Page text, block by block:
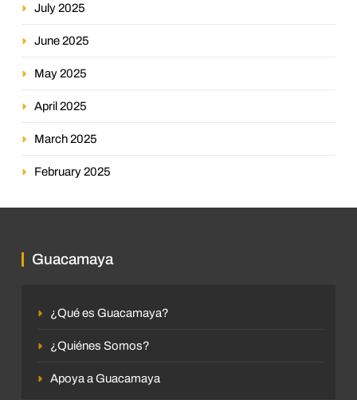
July 2025
June 2025
May 2025
April 2025
March 2025
February 2025
Guacamaya
¿Qué es Guacamaya?
¿Quiénes Somos?
Apoya a Guacamaya